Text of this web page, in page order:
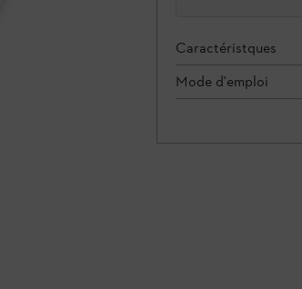
Caractéristques
Mode d'emploi